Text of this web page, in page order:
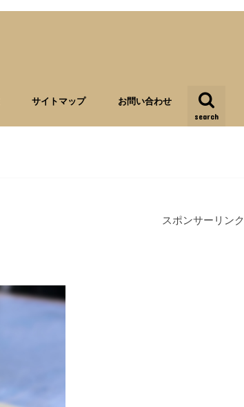
search
サイトマップ お問い合わせ
スポンサーリンク